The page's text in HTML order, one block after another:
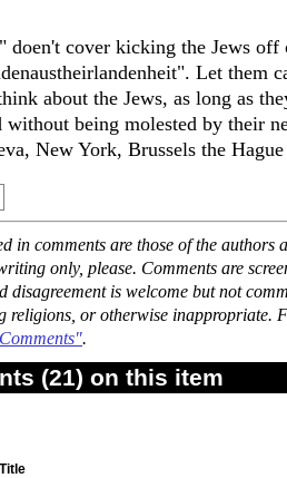
doen't cover kicking the Jews
Let them
about the Jews, as long as
being molested by their
New York, Brussels the Hague
in comments are those of the authors
only, please. Comments are
disagreement is welcome but not
religions, or otherwise inappropriate.
.
(21) on this item
Title